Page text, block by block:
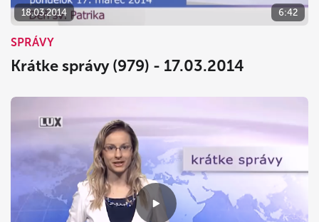
18.03.2014 6:42
SPRÁVY
Krátke správy (979) - 17.03.2014